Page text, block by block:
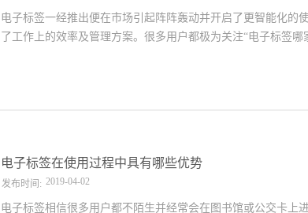
电子标签一经推出便在市场引起阵阵轰动并开启了更智能化的
了工作上的效率及管理方案。很多用户都极为关注“电子标签
标签在众多的生产线上都是通过电子标签来进行工序信息及工
到人并能提高生产线工作积极性。第二、读书馆领域使用的图
的进行移动通过贴入电子标签便能完成高效工作。第三、仓库
电子标签在使用过程中具有哪些优势
发布时间: 2019-04-02
电子标签相信很多用户都不陌生并经常会在图书馆或公交卡上